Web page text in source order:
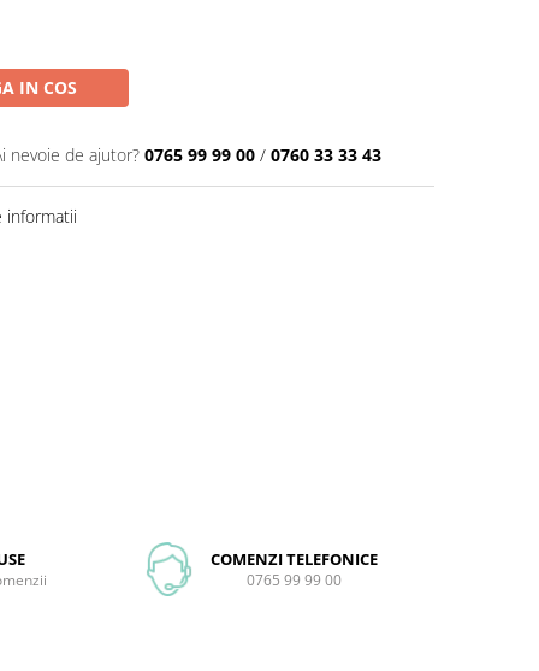
IN COS
nevoie de ajutor? 0765 99 99 00 / 0760 33 33 43
informatii
COMENZI TELEFONICE
0765 99 99 00